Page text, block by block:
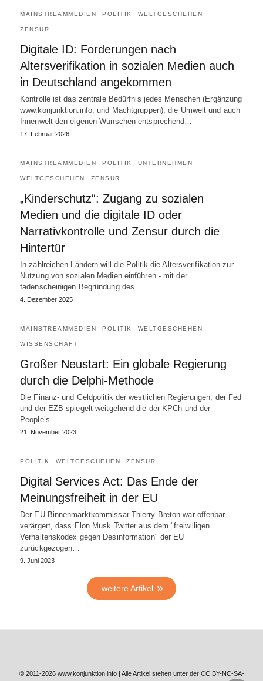
MAINSTREAMMEDIEN POLITIK WELTGESCHEHEN
ZENSUR
Digitale ID: Forderungen nach
Altersverifikation in sozialen Medien auch
in Deutschland angekommen
Kontrolle ist das zentrale Bedürfnis jedes Menschen (Ergänzung
www.konjunktion.info: und Machtgruppen), die Umwelt und auch
Innenwelt den eigenen Wünschen entsprechend…
17. Februar 2026
MAINSTREAMMEDIEN POLITIK UNTERNEHMEN
WELTGESCHEHEN ZENSUR
„Kinderschutz“: Zugang zu sozialen
Medien und die digitale ID oder
Narrativkontrolle und Zensur durch die
Hintertür
In zahlreichen Ländern will die Politik die Altersverifikation zur
Nutzung von sozialen Medien einführen - mit der
fadenscheinigen Begründung des…
4. Dezember 2025
MAINSTREAMMEDIEN POLITIK WELTGESCHEHEN
WISSENSCHAFT
Großer Neustart: Ein globale Regierung
durch die Delphi-Methode
Die Finanz- und Geldpolitik der westlichen Regierungen, der Fed
und der EZB spiegelt weitgehend die der KPCh und der
People’s…
21. November 2023
POLITIK WELTGESCHEHEN ZENSUR
Digital Services Act: Das Ende der
Meinungsfreiheit in der EU
Der EU-Binnenmarktkommissar Thierry Breton war offenbar
verärgert, dass Elon Musk Twitter aus dem "freiwilligen
Verhaltenskodex gegen Desinformation" der EU
zurückgezogen…
9. Juni 2023
weitere Artikel
© 2011-2026 www.konjunktion.info | Alle Artikel stehen unter der CC BY-NC-SA-